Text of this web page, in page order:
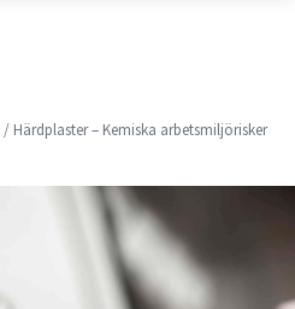
/ Härdplaster – Kemiska arbetsmiljörisker